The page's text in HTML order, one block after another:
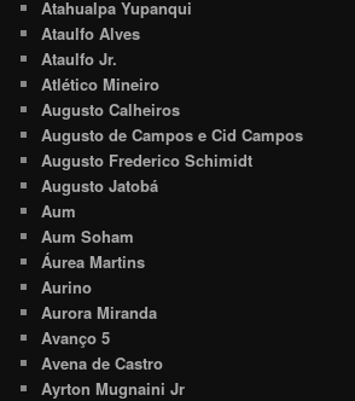
Atahualpa Yupanqui
Ataulfo Alves
Ataulfo Jr.
Atlético Mineiro
Augusto Calheiros
Augusto de Campos e Cid Campos
Augusto Frederico Schimidt
Augusto Jatobá
Aum
Aum Soham
Áurea Martins
Aurino
Aurora Miranda
Avanço 5
Avena de Castro
Ayrton Mugnaini Jr